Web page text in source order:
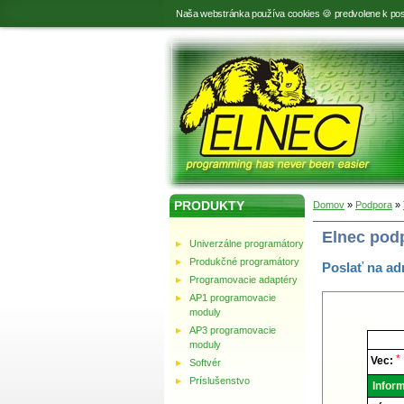
Naša webstránka používa cookies 🍪 predvolene k
PRODUKTY
Univerzálne programátory
Produkčné programátory
Programovacie adaptéry
AP1 programovacie
moduly
AP3 programovacie
moduly
Softvér
Príslušenstvo
Domov » Podpora »
Elnec
Poslať na
Elnec
podpora.
Vec: *